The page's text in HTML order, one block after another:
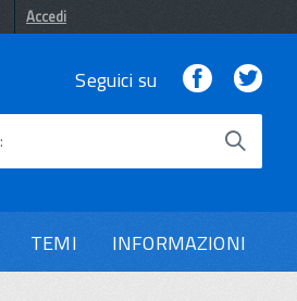
Accedi
Seguici su Facebook
TEMI INFORMAZIONI